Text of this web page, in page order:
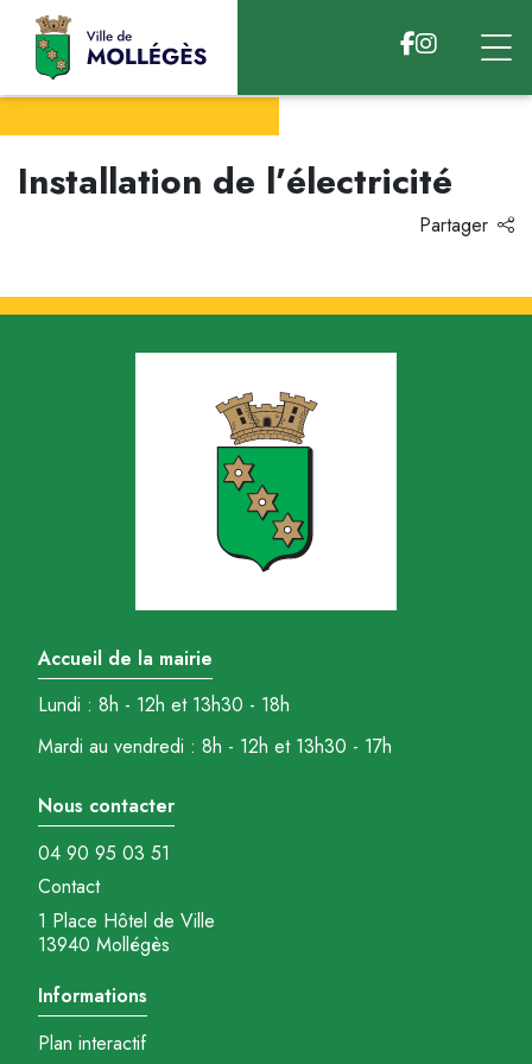
Accéder au contenu
Installation de l’électricité
Partager
Accueil de la mairie
Lundi : 8h - 12h et 13h30 - 18h
Mardi au vendredi : 8h - 12h et 13h30 - 17h
Nous contacter
04 90 95 03 51
Contact
1 Place Hôtel de Ville
13940 Mollégès
Informations
Plan interactif